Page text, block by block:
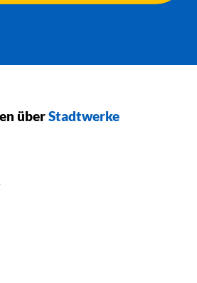
überStadtwerke